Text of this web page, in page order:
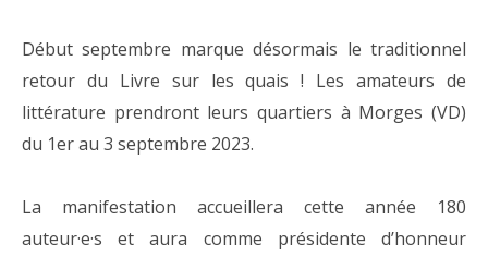
Début septembre marque désormais le traditionnel
retour du Livre sur les quais ! Les amateurs de
littérature prendront leurs quartiers à Morges (VD)
du 1er au 3 septembre 2023.
La manifestation accueillera cette année 180
auteur·e·s et aura comme présidente d’honneur